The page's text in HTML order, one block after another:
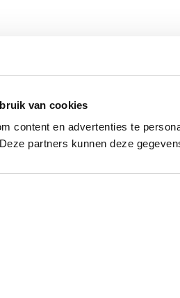
van cookies
content en advertenties te
partners kunnen deze